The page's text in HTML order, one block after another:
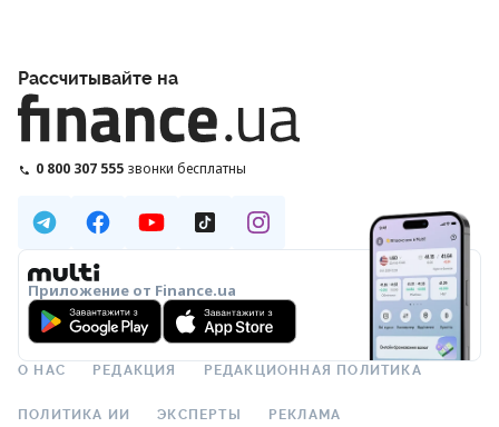
Рассчитывайте на
0 800 307 555 звонки бесплатны
Приложение от Finance.ua
О НАС РЕДАКЦИЯ РЕДАКЦИОННАЯ ПОЛИТИКА
ПОЛИТИКА ИИ ЭКСПЕРТЫ РЕКЛАМА